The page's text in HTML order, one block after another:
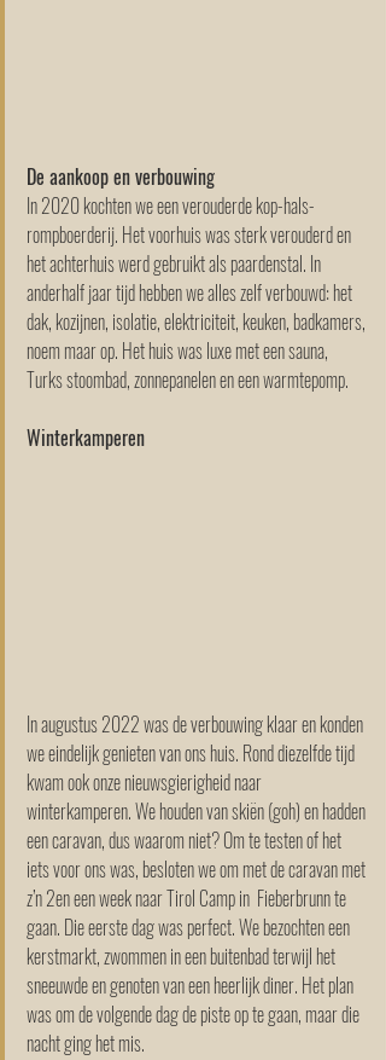
De aankoop en verbouwing
In 2020 kochten we een verouderde kop-hals-
rompboerderij. Het voorhuis was sterk verouderd en
het achterhuis werd gebruikt als paardenstal. In
anderhalf jaar tijd hebben we alles zelf verbouwd: het
dak, kozijnen, isolatie, elektriciteit, keuken, badkamers,
noem maar op. Het huis was luxe met een sauna,
Turks stoombad, zonnepanelen en een warmtepomp.
Winterkamperen
In augustus 2022 was de verbouwing klaar en konden
we eindelijk genieten van ons huis. Rond diezelfde tijd
kwam ook onze nieuwsgierigheid naar
winterkamperen. We houden van skiën (goh) en hadden
een caravan, dus waarom niet? Om te testen of het
iets voor ons was, besloten we om met de caravan met
z’n 2en een week naar Tirol Camp in  Fieberbrunn te
gaan. Die eerste dag was perfect. We bezochten een
kerstmarkt, zwommen in een buitenbad terwijl het
sneeuwde en genoten van een heerlijk diner. Het plan
was om de volgende dag de piste op te gaan, maar die
nacht ging het mis.